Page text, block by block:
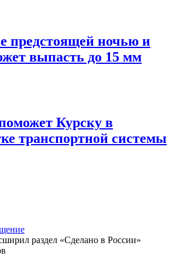
предстоящей ночью и
выпасть до 15 мм
Курску в
транспортной системы
раздел «Сделано в России»